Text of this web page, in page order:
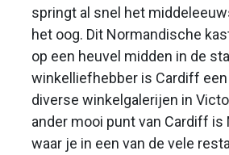
springt al snel het
het oog. Dit Normandische
op een heuvel midden in de
winkelliefhebber is Cardiff
diverse winkelgalerijen in
ander mooi punt van Cardiff is
waar je in een van de vele